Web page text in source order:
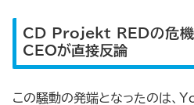
CD Projekt REDの危機
CEOが直接反論
この騒動の発端となったのは、